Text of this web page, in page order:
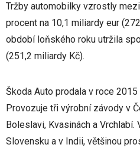
Tržby automobilky vzrostly
procent na 10,1 miliardy eur
období loňského roku utržila
(251,2 miliardy Kč).
Škoda Auto prodala v roce
Provozuje tři výrobní závody v
Boleslavi, Kvasinách a Vrchlabí.
Slovensku a v Indii, většinou